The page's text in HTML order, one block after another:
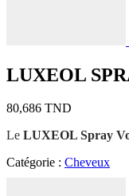
LUXEOL
80,686 TND
Le LUXEOL Spray
Catégorie : Cheveux